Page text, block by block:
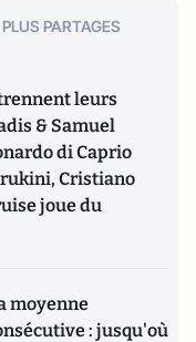
PLUS PARTAGES
leurs
& Samuel
di Caprio
Cristiano
joue du
moyenne
: jusqu'où